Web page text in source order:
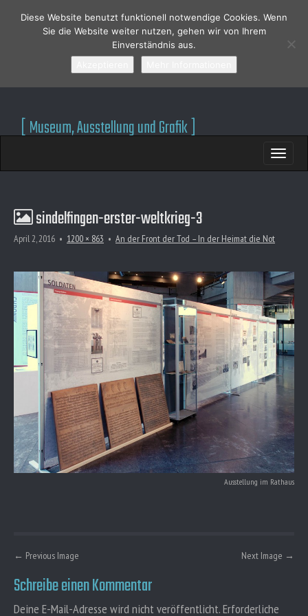
Jakobi + Zein ||
Ausstellungsgestaltung
[ Museum, Ausstellung und Grafik ]
I
E
N
U
I
O
C
O
N
E
T
sindelfingen-erster-weltkrieg-3
April 2, 2016 • 1200 × 863 • An der Front der Tod – In der Heimat die Not
Ausstellung im Rathaus
P
o
s
t
← Previous Image Next Image →
Schreibe einen Kommentar
Deine E-Mail-Adresse wird nicht veröffentlicht.Erforderliche
Diese Website benutzt funktionell notwendige Cookies. Wenn
Sie die Website weiter nutzen, gehen wir von Ihrem
Einverständnis aus.